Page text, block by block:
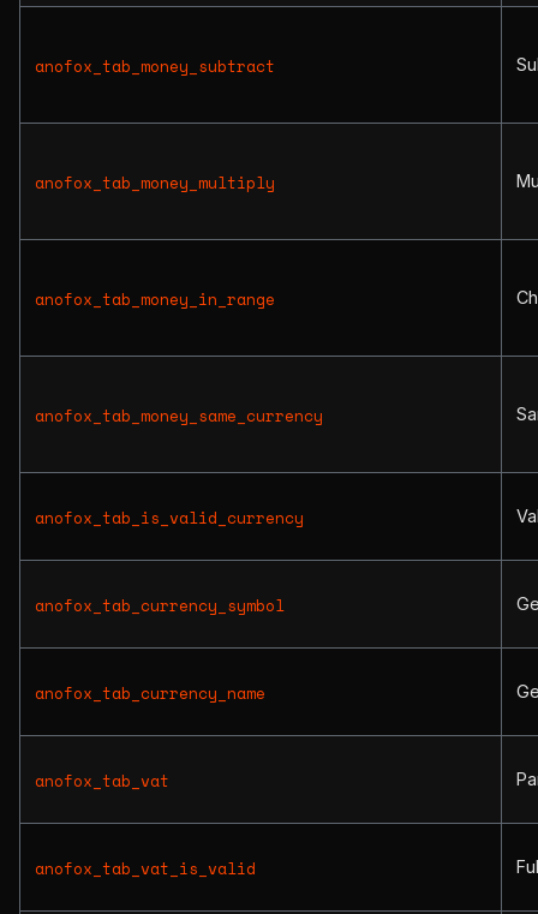
anofox_tab_money_subtract
anofox_tab_money_multiply
anofox_tab_money_in_range
anofox_tab_money_same_currency
anofox_tab_is_valid_currency
anofox_tab_currency_symbol
anofox_tab_currency_name
anofox_tab_vat
anofox_tab_vat_is_valid